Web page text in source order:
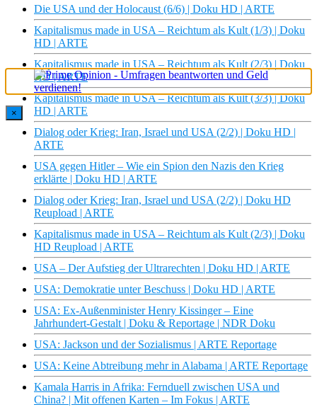
Die USA und der Holocaust (6/6) | Doku HD | ARTE
Kapitalismus made in USA – Reichtum als Kult (1/3) | Doku
HD | ARTE
Kapitalismus made in USA – Reichtum als Kult (2/3) | Doku
HD | ARTE
Kapitalismus made in USA – Reichtum als Kult (3/3) | Doku
HD | ARTE
Dialog oder Krieg: Iran, Israel und USA (2/2) | Doku HD |
ARTE
USA gegen Hitler – Wie ein Spion den Nazis den Krieg
erklärte | Doku HD | ARTE
Dialog oder Krieg: Iran, Israel und USA (2/2) | Doku HD
Reupload | ARTE
Kapitalismus made in USA – Reichtum als Kult (2/3) | Doku
HD Reupload | ARTE
USA – Der Aufstieg der Ultrarechten | Doku HD | ARTE
USA: Demokratie unter Beschuss | Doku HD | ARTE
USA: Ex-Außenminister Henry Kissinger – Eine
Jahrhundert-Gestalt | Doku & Reportage | NDR Doku
USA: Jackson und der Sozialismus | ARTE Reportage
USA: Keine Abtreibung mehr in Alabama | ARTE Reportage
Kamala Harris in Afrika: Fernduell zwischen USA und
China? | Mit offenen Karten – Im Fokus | ARTE
×